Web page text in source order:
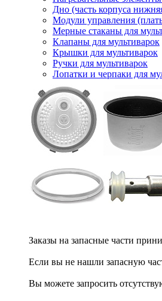
Дно (часть корпуса
Модули управления
Мерные стаканы для
Клапаны для мультиварок
Крышки для мультиварок
Ручки для мультиварок
Лопатки и черпаки для
Заказы на запасные части
Если вы не нашли запасную
Вы можете запросить